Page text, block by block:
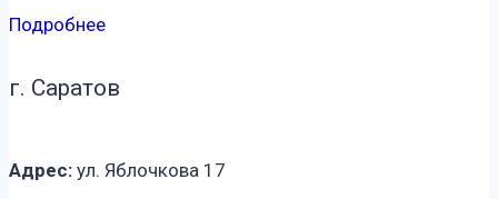
Подробнее
г. Саратов
Адрес: ул. Яблочкова 17